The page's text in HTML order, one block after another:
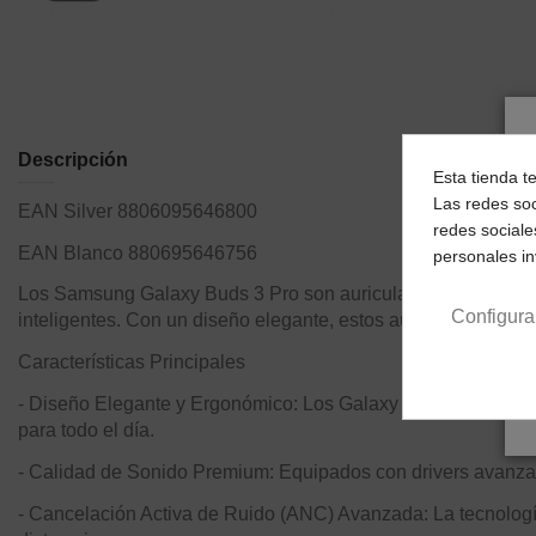
Descripción
EAN Silver 8806095646800
EAN Blanco 880695646756
Los Samsung Galaxy Buds 3 Pro son auriculares
inteligentes. Con un diseño elegante, estos auriculares
Características Principales
- Diseño Elegante y Ergonómico: Los Galaxy Buds 3 Pro
para todo el día.
- Calidad de Sonido Premium: Equipados con drivers
- Cancelación Activa de Ruido (ANC) Avanzada: La
Esta tienda
Las redes
redes
personales